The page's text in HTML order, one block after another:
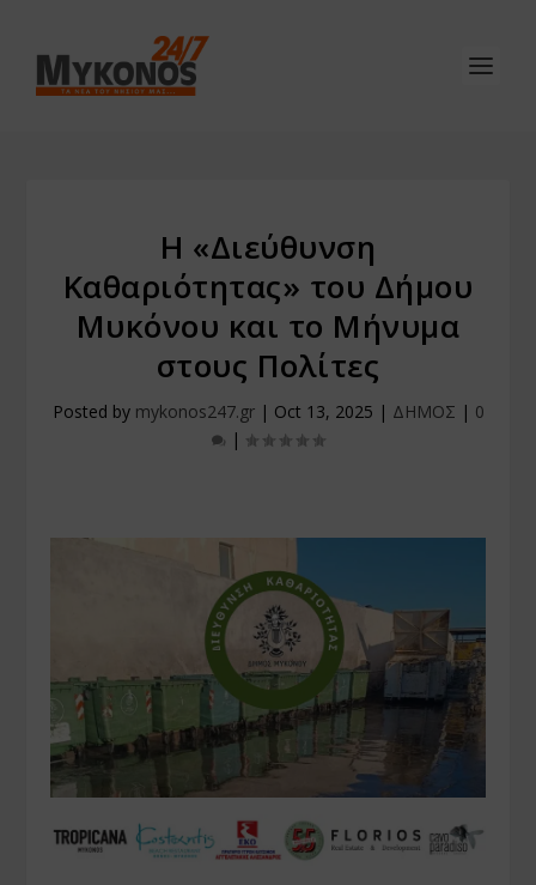
Η «Διεύθυνση
Καθαριότητας» του Δήμου
Μυκόνου και το Μήνυμα
στους Πολίτες
Posted by mykonos247.gr| Oct 13, 2025 | ΔΗΜΟΣ | 0
|